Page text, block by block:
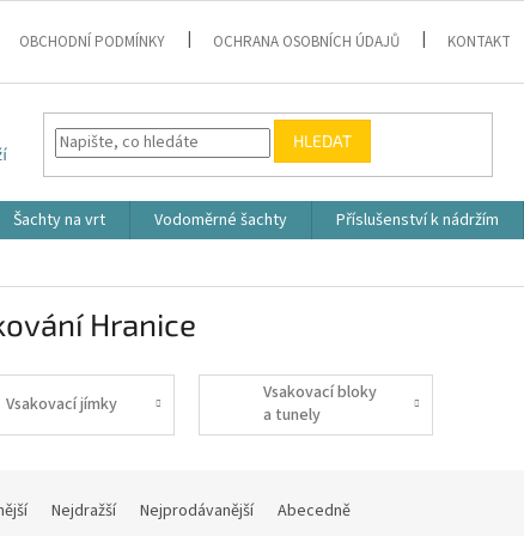
OBCHODNÍ PODMÍNKY OCHRANA OSOBNÍCH ÚDAJŮ KONTAKT
HLEDAT
Šachty na vrt Vodoměrné šachty Příslušenství k nádržím
Hranice
Vsakovací jímky
Vsakovací bloky
a tunely
Nejdražší Nejprodávanější Abecedně